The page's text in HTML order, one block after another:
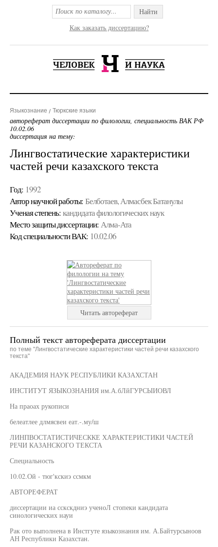
Найти
Как заказать диссертацию?
Языкознание Тюркские языки
автореферат диссертации по филологии, специальность ВАК РФ
10.02.06
диссертация на тему:
Лингвостатические характеристики
частей речи казахского текста
Год: 1992
Автор научной работы: Белботаев, Алмасбек Батанулы
Ученая cтепень: кандидата филологических наук
Место защиты диссертации: Алма-Ата
Код cпециальности ВАК: 10.02.06
Читать автореферат
Полный текст автореферата диссертации
по теме "Лингвостатические характеристики частей речи казахского
текста"
АКАДЕМИЯ НАУК РЕСПУБЛИКИ КАЗАХСТАН
ИНСТИТУТ ЯЗЫКОЗНАНИЯ им.А.бЛйГУРСЫИОВЛ
На праоах рукописи
белеатлее длмясвеи еат.-.му/ш
ЛИНПВОСТАТИСТИЧЕСККЕ ХАРАКТЕРИСТИКИ ЧАСТЕЙ
РЕЧИ КАЗАНСКОГО ТЕКСТА
Специальность
10.02.Ой - тюг'кскиэ ссмкм
АВТОРЕФЕРАТ
диссертации иа сскскдниэ ученоЛ стопеки кандидата
синологических науи
Рак ото выполнена в Инстгуте языкознания им. А.Байтурсыноов
АН Республики Казахстан.